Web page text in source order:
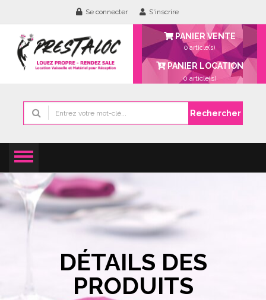
Se connecter S'inscrire
PANIER VENTE
0 article(s)
PANIER LOCATION
0 article(s)
Rechercher
DÉTAILS DES
PRODUITS